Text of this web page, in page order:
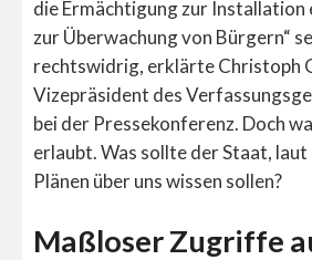
die Ermächtigung zur Installation
zur Überwachung von Bürgern“
rechtswidrig, erklärte Christoph
Vizepräsident des
bei der Pressekonferenz. Doch
erlaubt. Was sollte der Staat,
Plänen über uns wissen sollen?
Maßloser Zugriffe